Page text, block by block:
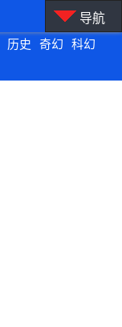
历史 奇幻
科幻
导航